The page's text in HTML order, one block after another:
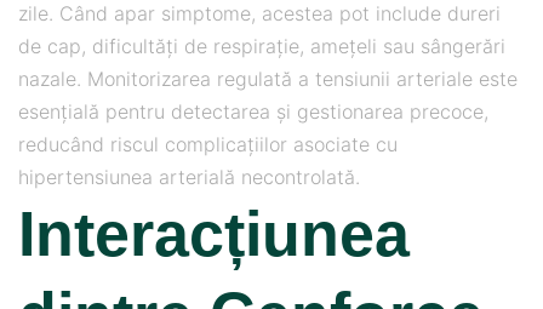
zile. Când apar simptome, acestea pot include dureri
de cap, dificultăți de respirație, amețeli sau sângerări
nazale. Monitorizarea regulată a tensiunii arteriale este
esențială pentru detectarea și gestionarea precoce,
reducând riscul complicațiilor asociate cu
hipertensiunea arterială necontrolată.
Interacțiunea